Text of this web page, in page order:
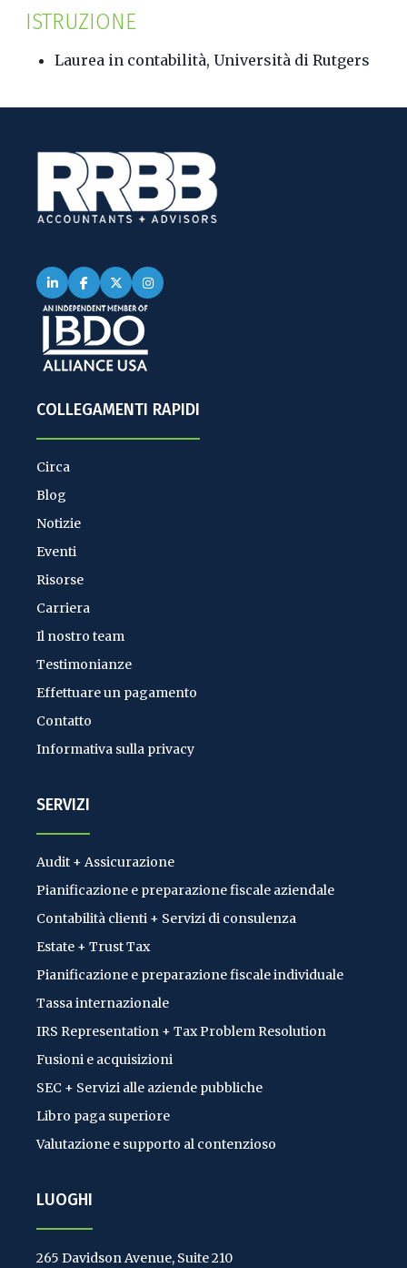
ISTRUZIONE
Laurea in contabilità, Università di Rutgers
COLLEGAMENTI RAPIDI
Circa
Blog
Notizie
Eventi
Risorse
Carriera
Il nostro team
Testimonianze
Effettuare un pagamento
Contatto
Informativa sulla privacy
SERVIZI
Audit + Assicurazione
Pianificazione e preparazione fiscale aziendale
Contabilità clienti + Servizi di consulenza
Estate + Trust Tax
Pianificazione e preparazione fiscale individuale
Tassa internazionale
IRS Representation + Tax Problem Resolution
Fusioni e acquisizioni
SEC + Servizi alle aziende pubbliche
Libro paga superiore
Valutazione e supporto al contenzioso
LUOGHI
265 Davidson Avenue, Suite 210